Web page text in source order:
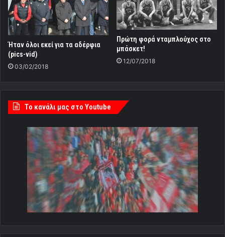
Ήταν όλοι εκεί για τα αδέρφια
(pics-vid)
03/02/2018
Πρώτη φορά νταμπλούχος στο
μπάσκετ!
12/07/2018
Tο κανάλι μας στο Youtube